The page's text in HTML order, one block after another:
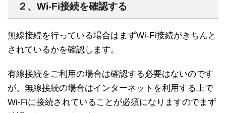
２、Wi-Fi接続を確認する
無線接続を行っている場合はまずWi-Fi接続がきちんと
されているかを確認します。
有線接続をご利用の場合は確認する必要はないのです
が、無線接続の場合はインターネットを利用する上で
Wi-Fiに接続されていることが必須になりますのでまず